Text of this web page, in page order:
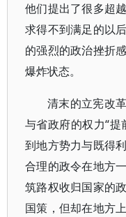
他们提出了很多超
求得不到满足的以
的强烈的政治挫折
爆炸状态。
清末的立宪改
与省政府的权力“提
到地方势力与既得
合理的政令在地方
筑路权收归国家的
国策，但却在地方